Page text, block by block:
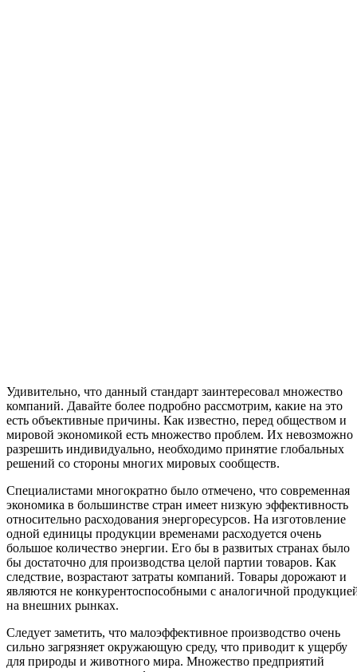
Удивительно, что данный стандарт заинтересовал множество
компаний. Давайте более подробно рассмотрим, какие на это
есть объективные причины. Как известно, перед обществом и
мировой экономикой есть множество проблем. Их невозможно
разрешить индивидуально, необходимо принятие глобальных
решений со стороны многих мировых сообществ.
Специалистами многократно было отмечено, что современная
экономика в большинстве стран имеет низкую эффективность
относительно расходования энергоресурсов. На изготовление
одной единицы продукции временами расходуется очень
большое количество энергии. Его бы в развитых странах было
бы достаточно для производства целой партии товаров. Как
следствие, возрастают затраты компаний. Товары дорожают и
являются не конкурентоспособными с аналогичной
на внешних рынках.
Следует заметить, что малоэффективное производство очень
сильно загрязняет окружающую среду, что приводит к ущербу
для природы и животного мира. Множество предприятий